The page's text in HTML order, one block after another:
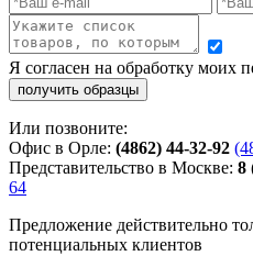
Я согласен на обработку моих
Или позвоните:
Офис в Орле: (4862) 44-32-92
Представительство в Москве: 8
64
Предложение действительно
потенциальных клиентов